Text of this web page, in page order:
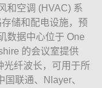
和空调 (HVAC) 系
储和配电设施，预
数据中心位于 One
的会议室提供
光纤波长，可用于所
联通、Nlayer、